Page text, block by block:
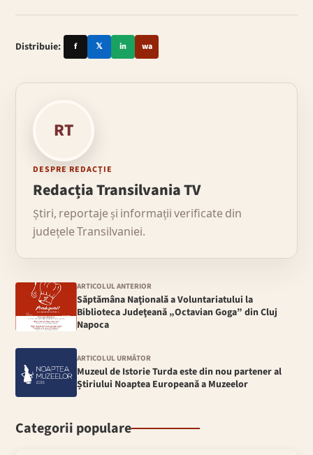
Distribuie: f 𝕏 in wa
RT
DESPRE REDACȚIE
Redacția Transilvania TV
Știri, reportaje și informații verificate din
județele Transilvaniei.
ARTICOLUL ANTERIOR
Săptămâna Naţională a Voluntariatului la
Biblioteca Judeţeană „Octavian Goga” din Cluj
Napoca
ARTICOLUL URMĂTOR
Muzeul de Istorie Turda este din nou partener al
Știriului Noaptea Europeană a Muzeelor
Categorii populare